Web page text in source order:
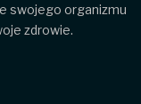
swojego organizmu
zdrowie.